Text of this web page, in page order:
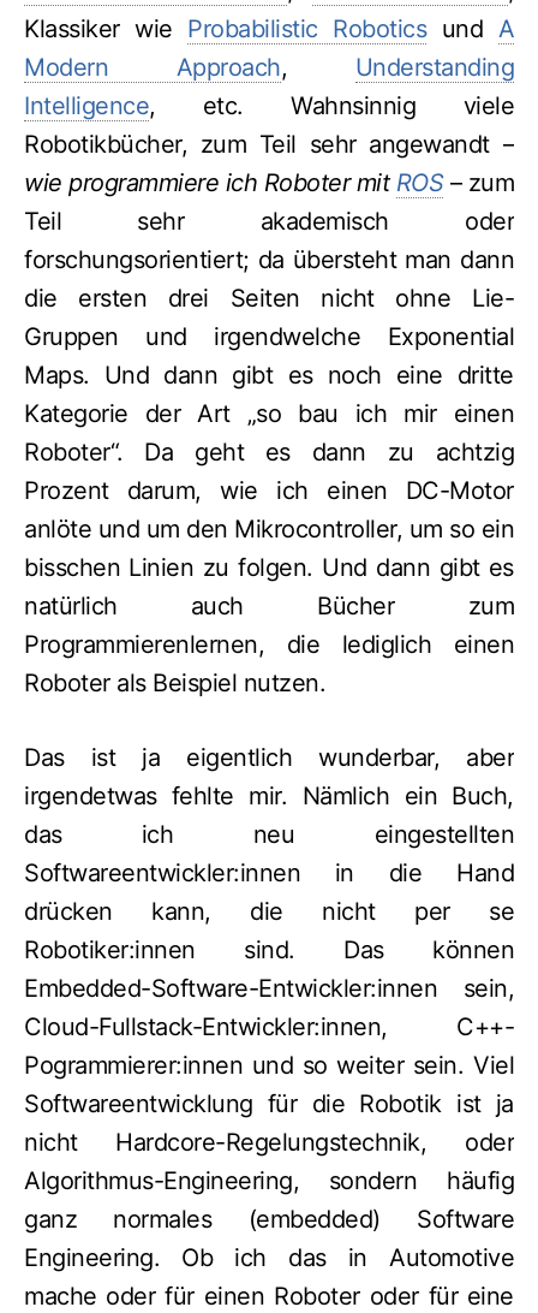
Klassiker wie Probabilistic Roboticsund A
Modern Approach, Understanding
Intelligence, etc. Wahnsinnig viele
Robotikbücher, zum Teil sehr angewandt –
wie programmiere ich Roboter mit ROS– zum
Teil sehr akademisch oder
forschungsorientiert; da übersteht man dann
die ersten drei Seiten nicht ohne Lie-
Gruppen und irgendwelche Exponential
Maps. Und dann gibt es noch eine dritte
Kategorie der Art „so bau ich mir einen
Roboter“. Da geht es dann zu achtzig
Prozent darum, wie ich einen DC-Motor
anlöte und um den Mikrocontroller, um so ein
bisschen Linien zu folgen. Und dann gibt es
natürlich auch Bücher zum
Programmierenlernen, die lediglich einen
Roboter als Beispiel nutzen.
Das ist ja eigentlich wunderbar, aber
irgendetwas fehlte mir. Nämlich ein Buch,
das ich neu eingestellten
Softwareentwickler:innen in die Hand
drücken kann, die nicht per se
Robotiker:innen sind. Das können
Embedded-Software-Entwickler:innen sein,
Cloud-Fullstack-Entwickler:innen, C++-
Pogrammierer:innen und so weiter sein. Viel
Softwareentwicklung für die Robotik ist ja
nicht Hardcore-Regelungstechnik, oder
Algorithmus-Engineering, sondern häufig
ganz normales (embedded) Software
Engineering. Ob ich das in Automotive
mache oder für einen Roboter oder für eine